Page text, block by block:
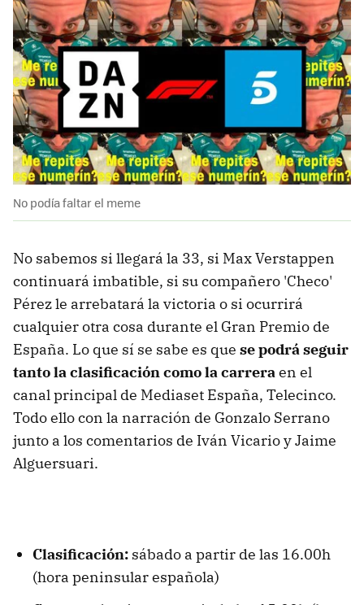
No podía faltar el meme
No sabemos si llegará la 33, si Max Verstappen
continuará imbatible, si su compañero 'Checo'
Pérez le arrebatará la victoria o si ocurrirá
cualquier otra cosa durante el Gran Premio de
España. Lo que sí se sabe es que se podrá seguir
tanto la clasificación como la carreraen el
canal principal de Mediaset España, Telecinco.
Todo ello con la narración de Gonzalo Serrano
junto a los comentarios de Iván Vicario y Jaime
Alguersuari.
Clasificación: sábado a partir de las 16.00h
(hora peninsular española)